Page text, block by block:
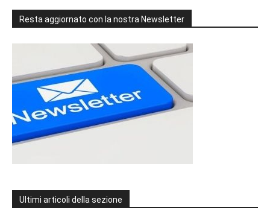
Resta aggiornato con la nostra Newsletter
Ultimi articoli della sezione